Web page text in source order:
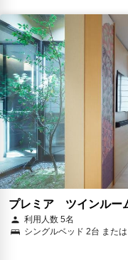
キャンセルポリシー
￥19,360
税・サービス料 ￥1,787含む
87
返金不可
キャンセルポリシー
￥21,511
税・サービス料 ￥1,985含む
97
2026年08月25日までキャンセル
キャンセルポリシー
￥21,511
プレミア ツインルー
利用人数 5名
シングルベッド 2台 また